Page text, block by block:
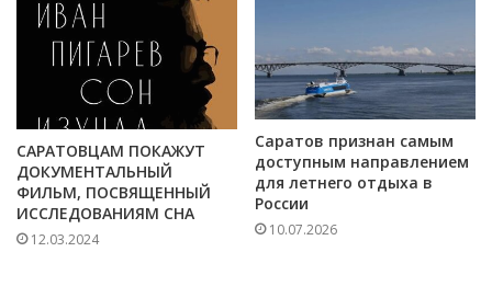
САРАТОВЦАМ ПОКАЖУТ
ДОКУМЕНТАЛЬНЫЙ
ФИЛЬМ, ПОСВЯЩЕННЫЙ
ИССЛЕДОВАНИЯМ СНА
12.03.2024
Саратов признан самым
доступным направлением
для летнего отдыха в
России
10.07.2026